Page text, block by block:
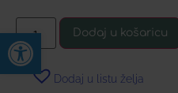
Open toolbarDodaj u košaricu
Dodaj u listu želja